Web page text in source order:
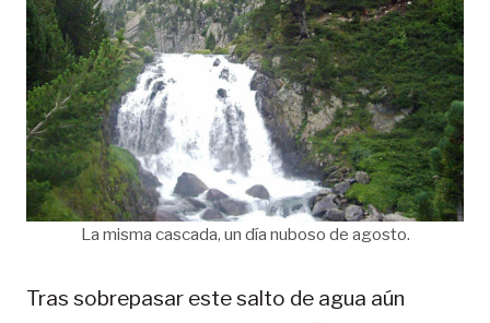
La misma cascada, un día nuboso de agosto.
Tras sobrepasar este salto de agua aún